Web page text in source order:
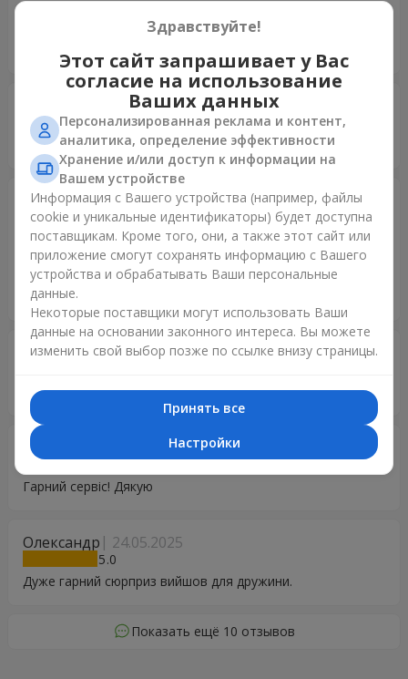
18.01.2026
5
Дякую велике.
Садрі 24.09.2025
5
Дуже дякую за швидку і якісну доставку квітів в місті
Львів. Квіти свіжі, гарні і пахучі. Отримувач залишився
дуже задоволений і щасливий ♥️ Буду рекомендувати Ваш
сервіс!
Коновалова Лілія 25.07.2025
Дякую! Вчасно доставлено! Відповідає опису.
Дмитро
5
Гарний сервіс! Дякую
Олександр 24.05.2025
5
Дуже гарний сюрприз вийшов для дружини.
Показать ещё 10 отзывов
Здравствуйте!
Этот сайт запрашивает у Вас
согласие на использование
Ваших данных
Персонализированная реклама и контент,
аналитика, определение эффективности
Хранение и/или доступ к информации на
Вашем устройстве
Информация с Вашего устройства (например, файлы
cookie и уникальные идентификаторы) будет доступна
поставщикам. Кроме того, они, а также этот сайт или
приложение смогут сохранять информацию с Вашего
устройства и обрабатывать Ваши персональные
данные.
Некоторые поставщики могут использовать Ваши
данные на основании законного интереса. Вы можете
изменить свой выбор позже по ссылке внизу страницы.
Принять все
Настройки